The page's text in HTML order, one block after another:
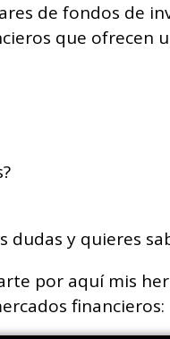
de fondos de
que ofrecen
y quieres
por aquí mis
financieros: